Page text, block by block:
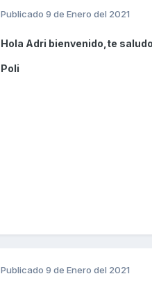
Publicado 9 de Enero del 2021
Hola Adri bienvenido,te
Poli
Publicado 9 de Enero del 2021